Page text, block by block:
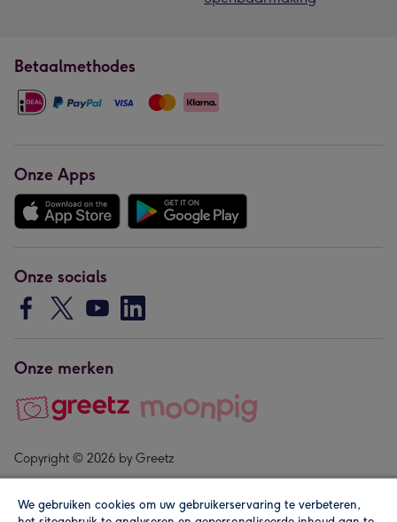
Betaalmethodes
Onze Apps
Onze socials
Onze merken
Copyright © 2026 by Greetz
We gebruiken cookies om uw gebruikerservaring te verbeteren,